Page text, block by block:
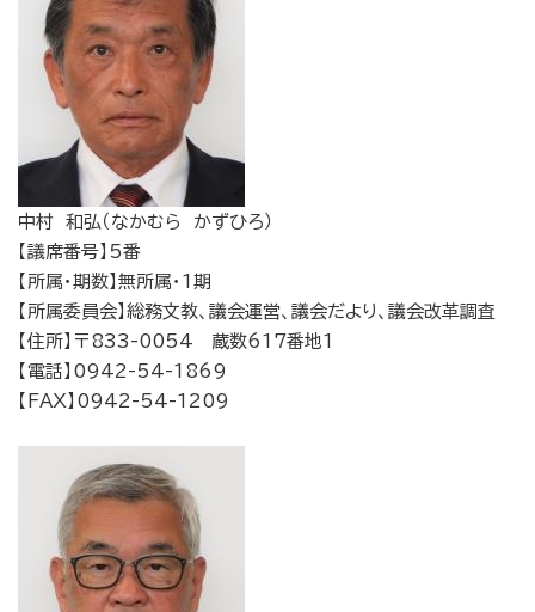
中村 和弘（なかむら かずひろ）
【議席番号】5番
【所属・期数】無所属・1期
【所属委員会】総務文教、議会運営、議会だより、議会改革調査
【住所】〒833-0054 蔵数617番地1
【電話】0942-54-1869
【FAX】0942-54-1209